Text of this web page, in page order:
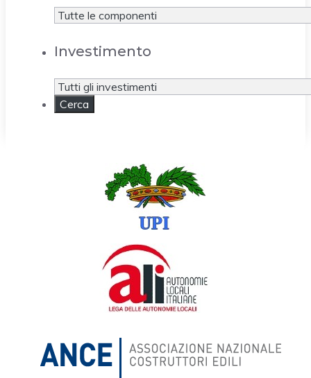
Investimento